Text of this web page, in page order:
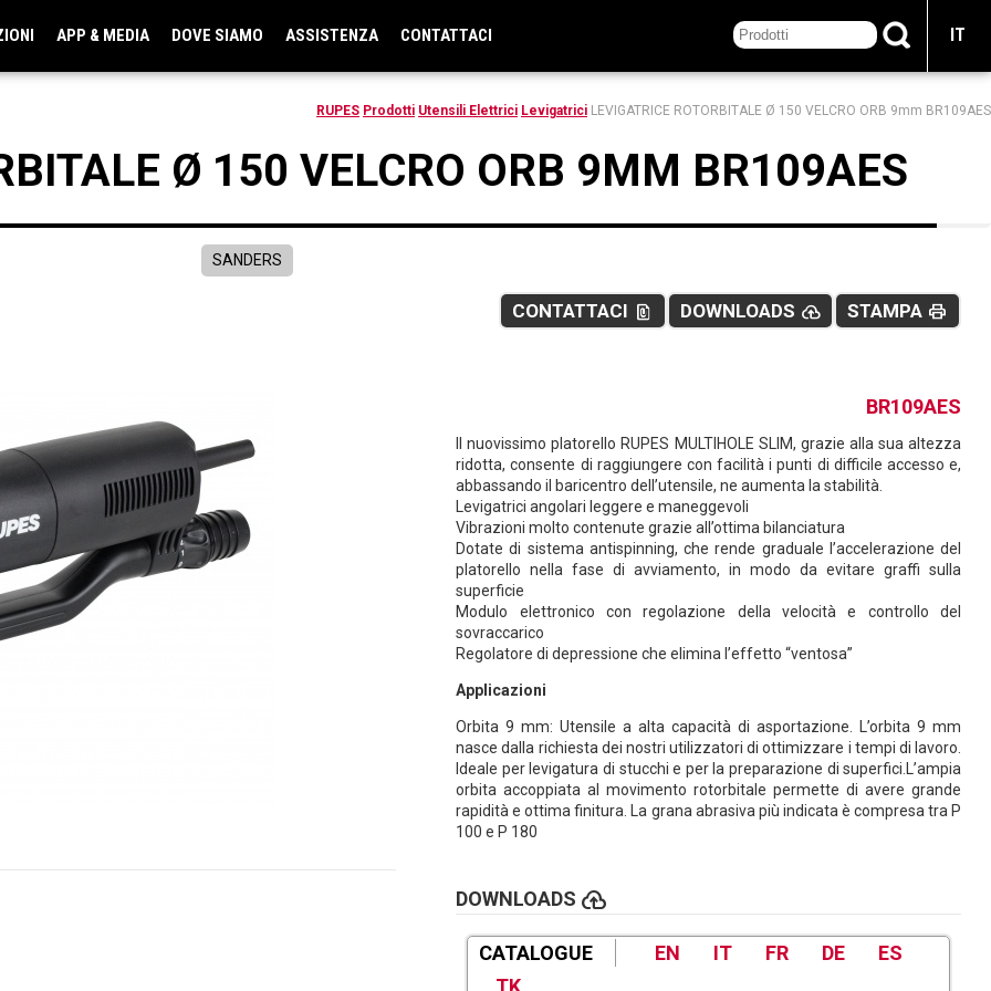
APP & MEDIA DOVE SIAMO ASSISTENZA CONTATTACI IT
RUPES Prodotti Utensili Elettrici Levigatrici LEVIGATRICE ROTORBITALE Ø 150 VELCRO ORB 9mm BR109AES
Ø 150 VELCRO ORB 9MM BR109AES
SANDERS
STAMPA print
DOWNLOADS cloud_upload
CONTATTACI file_present
BR109AES
Il nuovissimo platorello RUPES MULTIHOLE SLIM, grazie alla sua altezza
ridotta, consente di raggiungere con facilità i punti di difficile accesso e,
abbassando il baricentro dell’utensile, ne aumenta la stabilità.
Levigatrici angolari leggere e maneggevoli
Vibrazioni molto contenute grazie all’ottima bilanciatura
Dotate di sistema antispinning, che rende graduale l’accelerazione del
platorello nella fase di avviamento, in modo da evitare graffi sulla
superficie
Modulo elettronico con regolazione della velocità e controllo del
sovraccarico
Regolatore di depressione che elimina l’effetto “ventosa”
Applicazioni
Orbita 9 mm: Utensile a alta capacità di asportazione. L’orbita 9 mm
nasce dalla richiesta dei nostri utilizzatori di ottimizzare i tempi di lavoro.
Ideale per levigatura di stucchi e per la preparazione di superfici.L’ampia
orbita accoppiata al movimento rotorbitale permette di avere grande
rapidità e ottima finitura. La grana abrasiva più indicata è compresa tra P
100 e P 180
DOWNLOADS cloud_upload
CATALOGUE EN IT FR DE
ES